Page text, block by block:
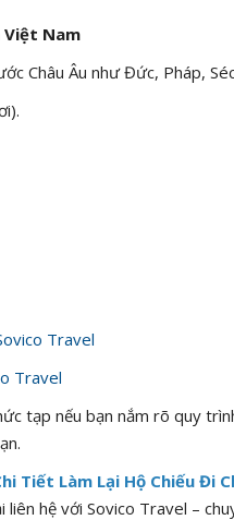
Việt Nam
Châu Âu như Đức, Pháp,
Travel
Travel
tạp nếu bạn nắm rõ quy
Tiết Làm Lại Hộ Chiếu Đi
hệ với Sovico Travel –